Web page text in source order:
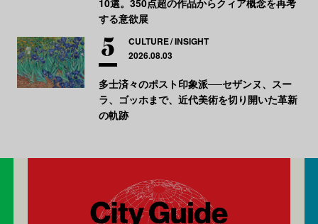
10選。350点超の作品からクィア概念を再考
する意欲展
CULTURE INSIGHT
2026.08.03
多士済々のポスト印象派──セザンヌ、スー
ラ、ゴッホまで、近代美術を切り開いた革新
の軌跡